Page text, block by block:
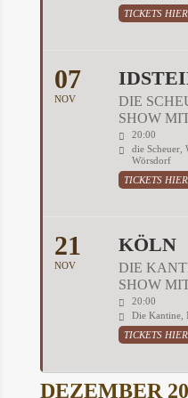
TICKETS
07
NOV
DIE
SHOW
20:00
die Scheuer,
Wörsdorf
TICKETS
21
NOV
KÖLN
DIE
SHOW
20:00
Die Kantine,
TICKETS
DEZEMBER